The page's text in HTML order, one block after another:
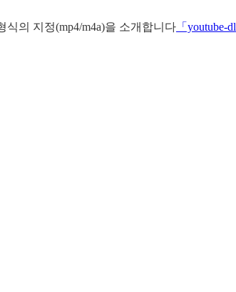
의 지정(mp4/m4a)을 소개합니다 「youtube-dl